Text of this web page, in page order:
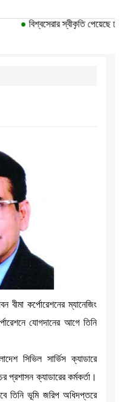
বিশ্বসেরার স্বীকৃতি পেয়েছে ঢাকা
কর্পোরেশনের ম্যানেজিং
যোগদানের আগে তিনি
সিভিল সার্ভিস ক্যাডারে
প্রশাসন ক্যাডারের কর্মকর্তা।
তিনি ভূমি জরিপ অধিদপ্তরে